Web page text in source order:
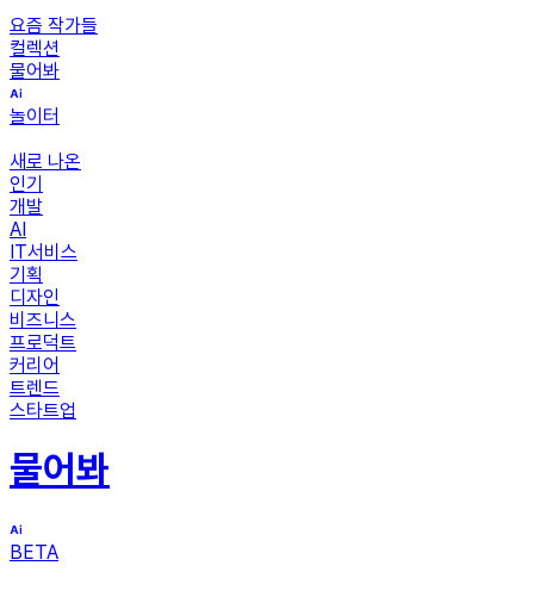
요즘 작가들
컬렉션
물어봐
놀이터
새로 나온
인기
개발
AI
IT서비스
기획
디자인
비즈니스
프로덕트
커리어
트렌드
스타트업
물어봐
BETA